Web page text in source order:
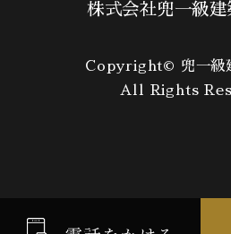
株式会社兜一級
Copyright© 兜一級
All Rights